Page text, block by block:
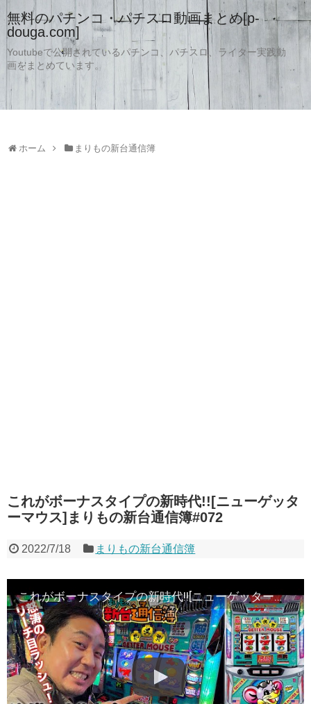
無料のパチンコ・パチスロ動画まとめ[p-
douga.com]
Youtubeで公開されているパチンコ、パチスロ、ライター実践動
画をまとめています。
ホーム まりもの新台通信簿
これがボーナスタイプの新時代!![ニューゲッタ
ーマウス]まりもの新台通信簿#072
2022/7/18 まりもの新台通信簿
これがボーナスタイプの新時代!![ニューゲッターマウス]まりもの新台通信簿#072